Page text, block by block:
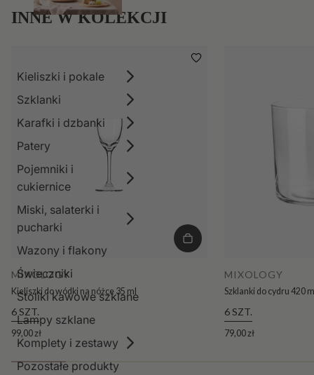
Kieliszki i pokale
Szklanki
Karafki i dzbanki
Patery
Pojemniki i
cukiernice
Miski, salaterki i
pucharki
Wazony i flakony
Świeczniki
Stoliki kawowe szklane
Lampy szklane
Komplety i zestawy
Pozostałe produkty
INNE W KOLEKCJI
MIXOLOGY
Kieliszki do wódki na nóżce 35 ml
6 SZT.
99,00 zł
MIXOLOGY
Szklanki do cydru 420
6 SZT.
79,00 zł